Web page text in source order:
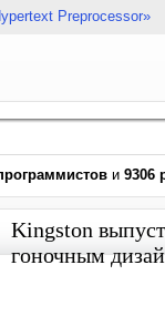
Preprocessor»
и 9306
Kingston
гоночным